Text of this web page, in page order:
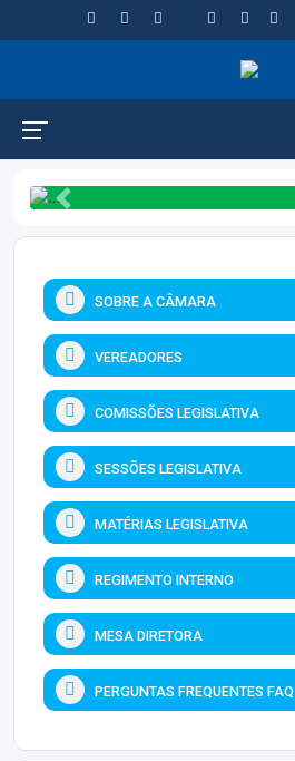
Previous
SOBRE A CÂMARA
VEREADORES
COMISSÕES LEGISLATIVA
SESSÕES LEGISLATIVA
MATÉRIAS LEGISLATIVA
REGIMENTO INTERNO
MESA DIRETORA
PERGUNTAS FREQUENTES FAQ